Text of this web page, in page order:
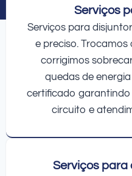
Serviços
Serviços para
e preciso.
corrigimos
quedas de
certificado
circuito e
Serviços para